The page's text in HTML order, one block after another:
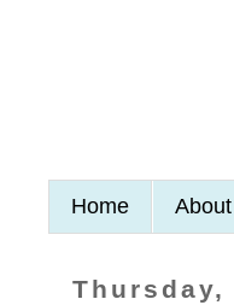
Home
Thursday,